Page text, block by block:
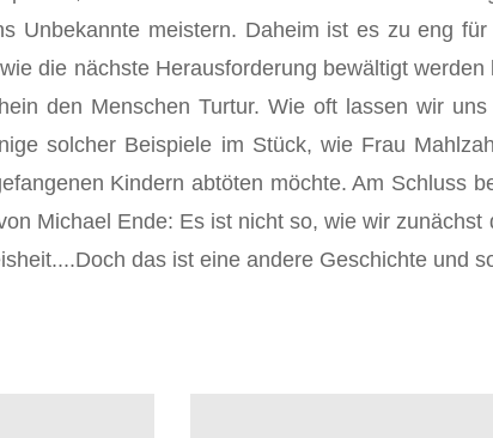
Unbekannte meistern. Daheim ist es zu eng
die nächste Herausforderung bewältigt
den Menschen Turtur. Wie oft lassen wir
solcher Beispiele im Stück, wie Frau
Kindern abtöten möchte. Am Schluss
Michael Ende: Es ist nicht so, wie wir
das ist eine andere Geschichte und